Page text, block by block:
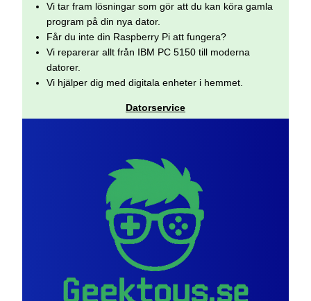
Vi tar fram lösningar som gör att du kan köra gamla
program på din nya dator.
Får du inte din Raspberry Pi att fungera?
Vi reparerar allt från IBM PC 5150 till moderna
datorer.
Vi hjälper dig med digitala enheter i hemmet.
Datorservice